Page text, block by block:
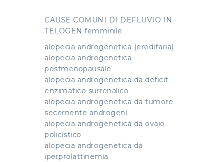
CAUSE COMUNI DI DEFLUVIO IN
TELOGEN femminile
alopecia androgenetica (ereditaria)
alopecia androgenetica
postmenopausale
alopecia androgenetica da deficit
enzimatico surrenalico
alopecia androgenetica da tumore
secernente androgeni
alopecia androgenetica da ovaio
policistico
alopecia androgenetica da
iperprolattinemia